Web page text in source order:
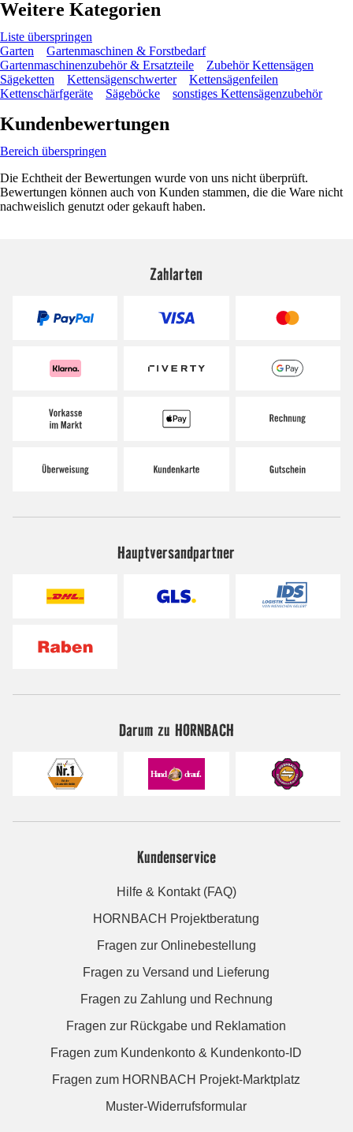
Weitere Kategorien
Liste überspringen
Garten
Gartenmaschinen & Forstbedarf
Gartenmaschinenzubehör & Ersatzteile
Zubehör Kettensägen
Sägeketten
Kettensägenschwerter
Kettensägenfeilen
Kettenschärfgeräte
Sägeböcke sonstiges Kettensägenzubehör
Kundenbewertungen
Bereich überspringen
Die Echtheit der Bewertungen wurde von uns nicht überprüft.
Bewertungen können auch von Kunden stammen, die die Ware nicht
nachweislich genutzt oder gekauft haben.
Zahlarten
Hauptversandpartner
Darum zu HORNBACH
Kundenservice
Hilfe & Kontakt (FAQ)
HORNBACH Projektberatung
Fragen zur Onlinebestellung
Fragen zu Versand und Lieferung
Fragen zu Zahlung und Rechnung
Fragen zur Rückgabe und Reklamation
Fragen zum Kundenkonto & Kundenkonto-ID
Fragen zum HORNBACH Projekt-Marktplatz
Muster-Widerrufsformular